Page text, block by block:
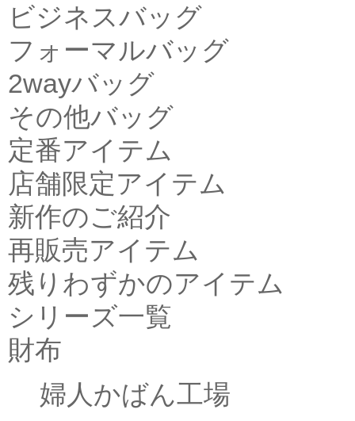
ビジネスバッグ
フォーマルバッグ
2wayバッグ
その他バッグ
定番アイテム
店舗限定アイテム
新作のご紹介
再販売アイテム
残りわずかのアイテム
シリーズ一覧
財布
婦人かばん工場